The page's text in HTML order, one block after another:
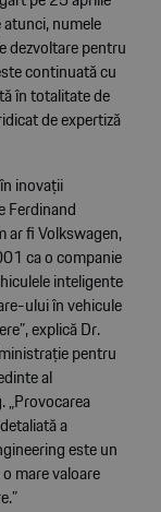
numele
dezvoltare pentru
continuată cu
în totalitate de
de expertiză
inovații
Ferdinand
ar fi Volkswagen,
ca o companie
inteligente
ului în vehicule
explică Dr.
pentru
al
a
este un
mare valoare